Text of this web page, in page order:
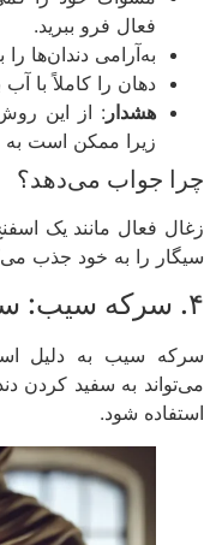
فعال فرو ببرید.
به‌آرامی دندان‌ها را به مدت ۱ دقیقه
دهان را کاملاً با آب
هشدار
زیرا ممکن است به
جواب می‌دهد؟
فعال مانند یک اسفنج
را به خود جذب می‌کند.
سیب به دلیل
به سفید کردن
شود.